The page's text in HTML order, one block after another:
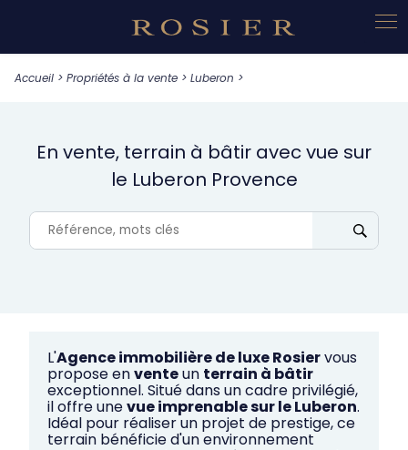
Accueil > Propriétés à la vente > Luberon >
En vente, terrain à bâtir avec vue sur
le Luberon Provence
L'Agence immobilière de luxe Rosiervous
propose enventeun terrain à bâtir
exceptionnel. Situé dans un cadre privilégié,
il offre unevue imprenable sur le Luberon.
Idéal pour réaliser un projet de prestige, ce
terrain bénéficie d'un environnement